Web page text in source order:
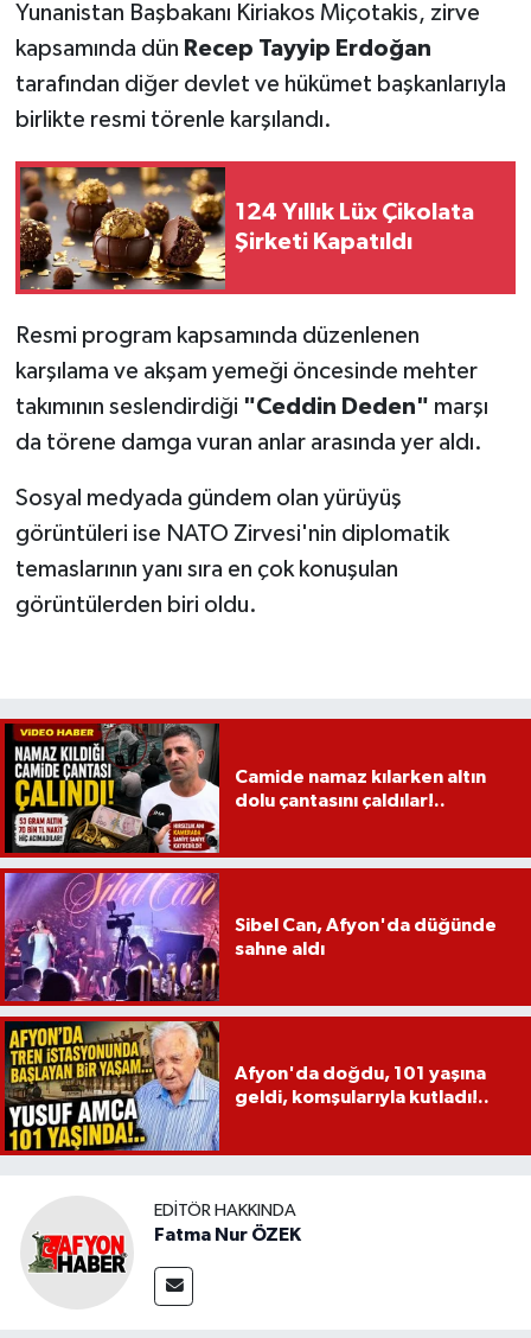
Yunanistan Başbakanı Kiriakos Miçotakis, zirve
kapsamında dün Recep Tayyip Erdoğan
tarafından diğer devlet ve hükümet başkanlarıyla
birlikte resmi törenle karşılandı.
124 Yıllık Lüx Çikolata
Şirketi Kapatıldı
Resmi program kapsamında düzenlenen
karşılama ve akşam yemeği öncesinde mehter
takımının seslendirdiği "Ceddin Deden" marşı
da törene damga vuran anlar arasında yer aldı.
Sosyal medyada gündem olan yürüyüş
görüntüleri ise NATO Zirvesi'nin diplomatik
temaslarının yanı sıra en çok konuşulan
görüntülerden biri oldu.
Camide namaz kılarken altın
dolu çantasını çaldılar!..
Sibel Can, Afyon'da düğünde
sahne aldı
Afyon'da doğdu, 101 yaşına
geldi, komşularıyla kutladı!..
EDITÖR HAKKINDA
Fatma Nur ÖZEK